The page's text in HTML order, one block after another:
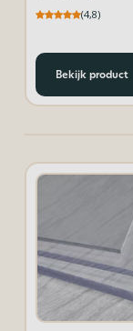
(4,8)
Bekijk product